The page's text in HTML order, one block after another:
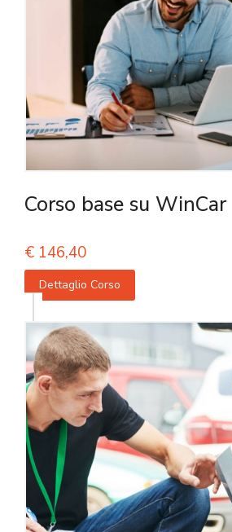
Corso base su WinCar
€ 146,40
Dettaglio Corso